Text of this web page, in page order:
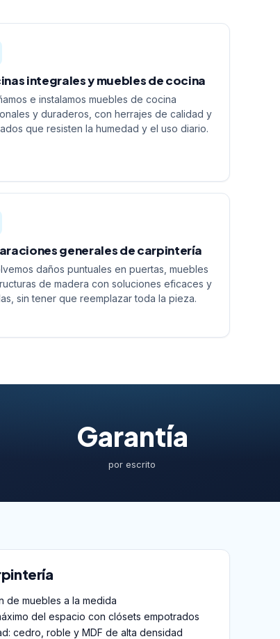
integrales y muebles de cocina
e instalamos muebles de cocina
y duraderos, con herrajes de calidad y
que resisten la humedad y el uso diario.
generales de carpintería
daños puntuales en puertas, muebles
de madera con soluciones eficaces y
sin tener que reemplazar toda la pieza.
Garantía
por escrito
de muebles a la medida
del espacio con clósets empotrados
cedro, roble y MDF de alta densidad